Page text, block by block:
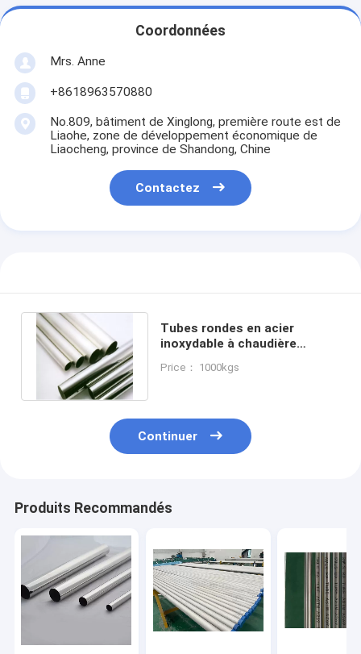
Coordonnées
Mrs. Anne
+8618963570880
No.809, bâtiment de Xinglong, première route est de
Liaohe, zone de développement économique de
Liaocheng, province de Shandong, Chine
Contactez
Tubes rondes en acier
inoxydable à chaudière
Price： 1000kgs
Continuer
Produits Recommandés